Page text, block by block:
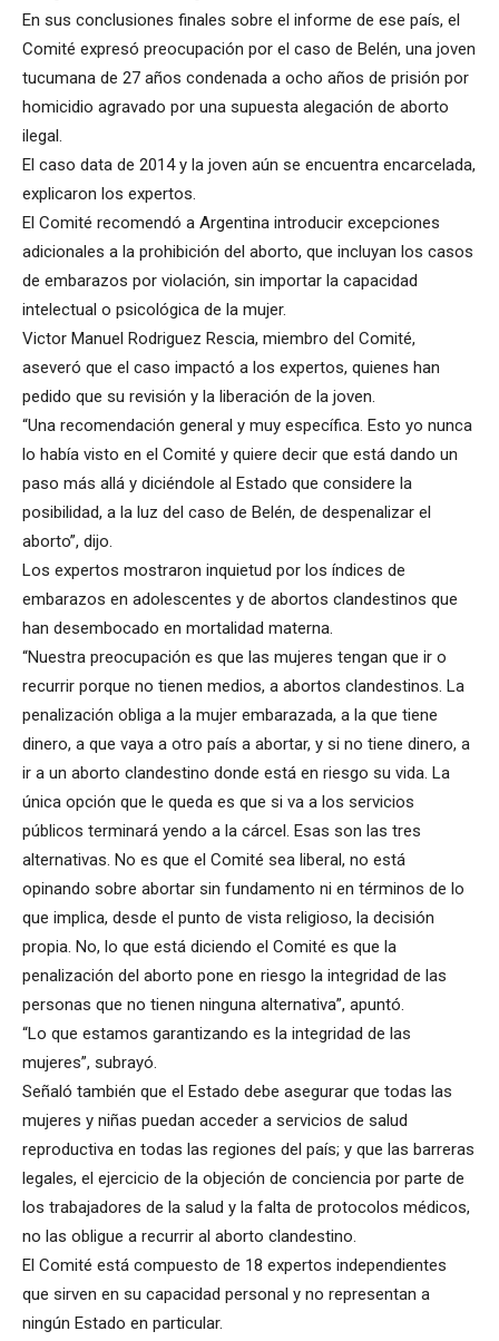
En sus conclusiones finales sobre el informe de ese país, el
Comité expresó preocupación por el caso de Belén, una joven
tucumana de 27 años condenada a ocho años de prisión por
homicidio agravado por una supuesta alegación de aborto
ilegal.
El caso data de 2014 y la joven aún se encuentra encarcelada,
explicaron los expertos.
El Comité recomendó a Argentina introducir excepciones
adicionales a la prohibición del aborto, que incluyan los casos
de embarazos por violación, sin importar la capacidad
intelectual o psicológica de la mujer.
Victor Manuel Rodriguez Rescia, miembro del Comité,
aseveró que el caso impactó a los expertos, quienes han
pedido que su revisión y la liberación de la joven.
“Una recomendación general y muy específica. Esto yo nunca
lo había visto en el Comité y quiere decir que está dando un
paso más allá y diciéndole al Estado que considere la
posibilidad, a la luz del caso de Belén, de despenalizar el
aborto”, dijo.
Los expertos mostraron inquietud por los índices de
embarazos en adolescentes y de abortos clandestinos que
han desembocado en mortalidad materna.
“Nuestra preocupación es que las mujeres tengan que ir o
recurrir porque no tienen medios, a abortos clandestinos. La
penalización obliga a la mujer embarazada, a la que tiene
dinero, a que vaya a otro país a abortar, y si no tiene dinero, a
ir a un aborto clandestino donde está en riesgo su vida. La
única opción que le queda es que si va a los servicios
públicos terminará yendo a la cárcel. Esas son las tres
alternativas. No es que el Comité sea liberal, no está
opinando sobre abortar sin fundamento ni en términos de lo
que implica, desde el punto de vista religioso, la decisión
propia. No, lo que está diciendo el Comité es que la
penalización del aborto pone en riesgo la integridad de las
personas que no tienen ninguna alternativa”, apuntó.
“Lo que estamos garantizando es la integridad de las
mujeres”, subrayó.
Señaló también que el Estado debe asegurar que todas las
mujeres y niñas puedan acceder a servicios de salud
reproductiva en todas las regiones del país; y que las barreras
legales, el ejercicio de la objeción de conciencia por parte de
los trabajadores de la salud y la falta de protocolos médicos,
no las obligue a recurrir al aborto clandestino.
El Comité está compuesto de 18 expertos independientes
que sirven en su capacidad personal y no representan a
ningún Estado en particular.